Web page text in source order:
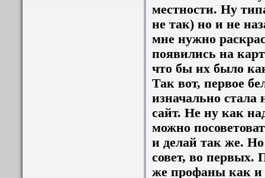
местности. Ну
не так) но и не
мне нужно
появились на
что бы их было
Так вот, первое
изначально стала
сайт. Не ну как
можно
и делай так же.
совет, во первых.
же профаны как и